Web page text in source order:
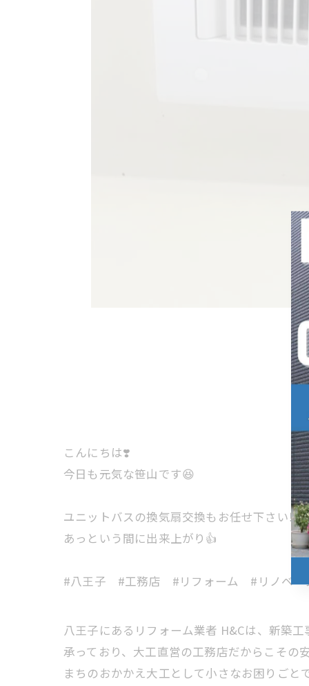
こんにちは❣️
今日も元気な笹山です😆
ユニットバスの換気扇交換もお任せ下さい‼️
あっという間に出来上がり👍
#八王子 #工務店 #リフォーム #リノベ
八王子にあるリフォーム業者 H&Cは、新築
承っており、大工直営の工務店だからこその
まちのおかかえ大工として小さなお困りご